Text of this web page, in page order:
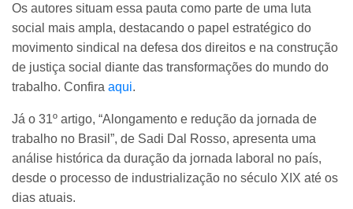
Os autores situam essa pauta como parte de uma luta
social mais ampla, destacando o papel estratégico do
movimento sindical na defesa dos direitos e na construção
de justiça social diante das transformações do mundo do
trabalho. Confira aqui.
Já o 31º artigo, “Alongamento e redução da jornada de
trabalho no Brasil”, de Sadi Dal Rosso, apresenta uma
análise histórica da duração da jornada laboral no país,
desde o processo de industrialização no século XIX até os
dias atuais.